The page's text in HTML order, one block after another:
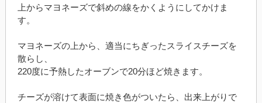
上からマヨネーズで斜めの線をかくようにしてかけま
す。
マヨネーズの上から、適当にちぎったスライスチーズを
散らし、
220度に予熱したオーブンで20分ほど焼きます。
チーズが溶けて表面に焼き色がついたら、出来上がりで